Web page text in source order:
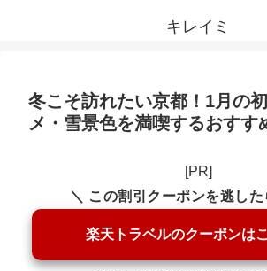
キレイミ
冬こそ訪れたい京都！1月の
メ・雪景色を満喫するおすす
[PR]
＼ この割引クーポンを逃した
楽天トラベルのクーポンは